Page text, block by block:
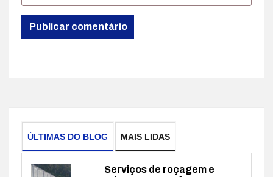
ÚLTIMAS DO BLOG MAIS LIDAS
Serviços de roçagem e